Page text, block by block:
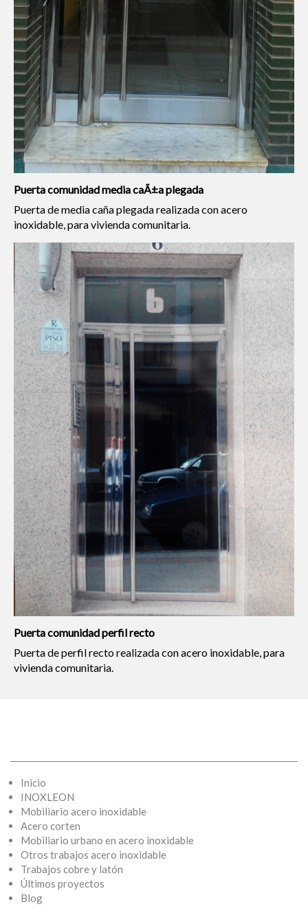
Puerta comunidad media caÃ±a plegada
Puerta de media caña plegada realizada con acero
inoxidable, para vivienda comunitaria.
Puerta comunidad perfil recto
Puerta de perfil recto realizada con acero inoxidable, para
vivienda comunitaria.
Inicio
INOXLEON
Mobiliario acero inoxidable
Acero corten
Mobiliario urbano en acero inoxidable
Otros trabajos acero inoxidable
Trabajos cobre y latón
Últimos proyectos
Blog